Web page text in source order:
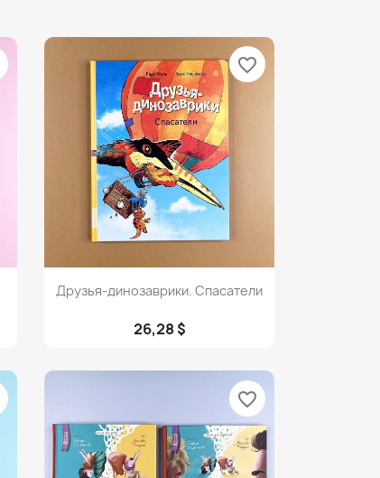
Просмотр
Друзья-динозаврики. Спасатели
26,28 $
favorite_border
favorite_border